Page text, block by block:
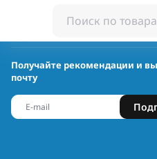
Получайте рекомендации и
почту